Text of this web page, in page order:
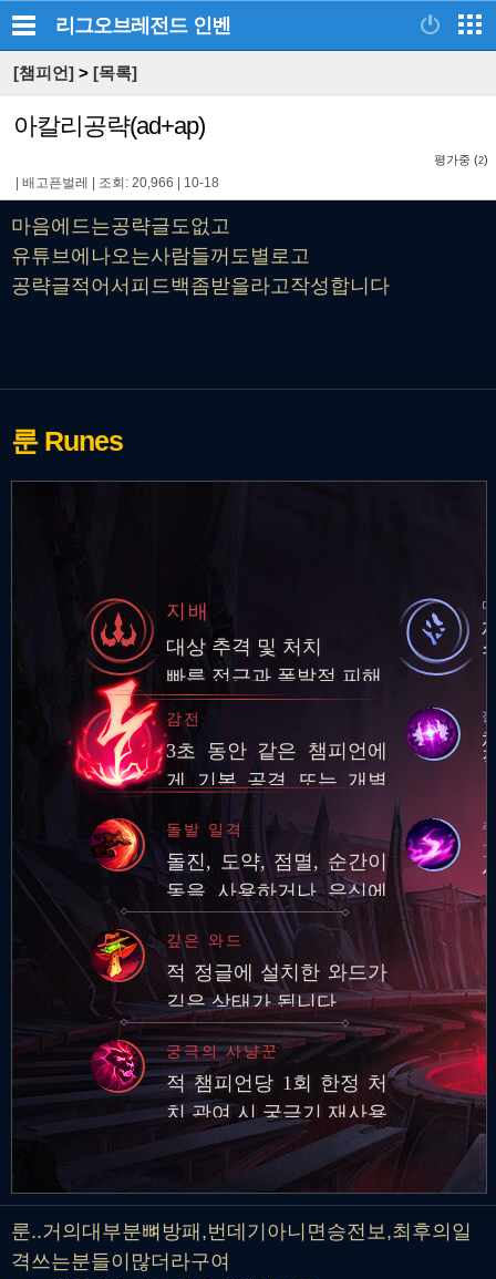
리그오브레전드 인벤
[챔피언] > [목록]
아칼리공략(ad+ap)
평가중 (2)
배고픈벌레 조회: 20,966 10-18
마음에드는공략글도없고
유튜브에나오는사람들꺼도별로고
공략글적어서피드백좀받을라고작성합니다
룬 Runes
지배
대상 추격 및 처치
빠른 접근과 폭발적 피해
감전
3초 동안 같은 챔피언에
게 기본 공격 또는 개별
스킬 3회를 적중시키면
추가 적응형 피해 적용
돌발 일격
돌진, 도약, 점멸, 순간이
동을 사용하거나 은신에
서 빠져나온 후 적 챔피언
에게 기본 공격과 스킬로
피해를 입히면 추…
깊은 와드
적 정글에 설치한 와드가
깊은 상태가 됩니다.
궁극의 사냥꾼
적 챔피언당 1회 한정 처
치 관여 시 궁극기 재사용
대기시간 영구 감소
룬..거의대부분뼈방패,번데기아니면승전보,최후의일
격쓰는분들이많더라구여